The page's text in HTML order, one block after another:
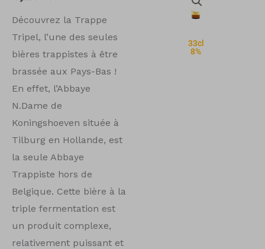
Découvrez la Trappe
Tripel, l’une des seules
bières trappistes à être
brassée aux Pays-Bas !
En effet, l’Abbaye
N.Dame de
Koningshoeven située à
Tilburg en Hollande, est
la seule Abbaye
Trappiste hors de
Belgique. Cette bière à la
triple fermentation est
un produit complexe,
relativement puissant et
33cl
8%